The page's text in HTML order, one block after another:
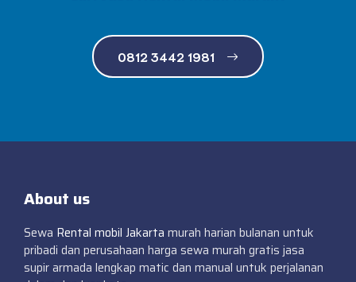
0812 3442 1981
About us
Sewa Rental mobil Jakarta murah harian bulanan untuk
pribadi dan perusahaan harga sewa murah gratis jasa
supir armada lengkap matic dan manual untuk perjalanan